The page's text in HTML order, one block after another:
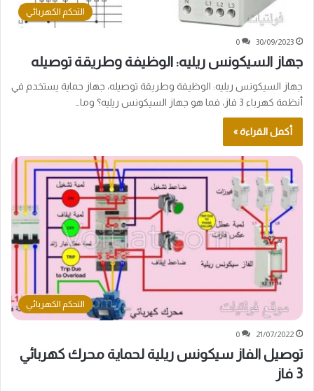
التحكم الكهربائي
30/09/2023
0
جهاز السيكونس ريليه: الوظيفة وطريقة توصيله
جهاز السيكونس ريليه: الوظيفة وطريقة توصيله، جهاز حماية يستخدم في
أنظمة كهرباء 3 فاز، فما هو جهاز السيكونس ريليه؟ وما…
أكمل القراءة »
التحكم الكهربائي
21/07/2022
0
توصيل الفاز سيكونس ريلية لحماية محرك كهربائي
3 فاز